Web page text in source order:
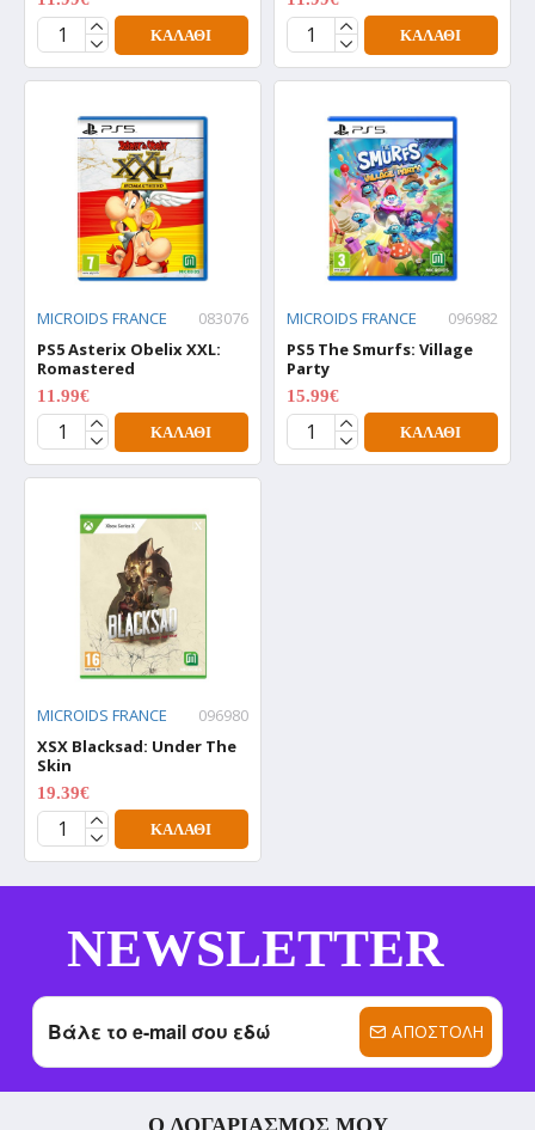
ΚΑΛΆΘΙ ΚΑΛΆΘΙ
MICROIDS FRANCE
083076
PS5 Asterix Obelix XXL:
Romastered
11.99€
ΚΑΛΆΘΙ
MICROIDS FRANCE
096982
PS5 The Smurfs: Village
Party
15.99€
ΚΑΛΆΘΙ
MICROIDS FRANCE
096980
XSX Blacksad: Under The
Skin
19.39€
ΚΑΛΆΘΙ
NEWSLETTER
ΑΠΟΣΤΟΛΉ
Ο ΛΟΓΑΡΙΑΣΜΌΣ ΜΟΥ